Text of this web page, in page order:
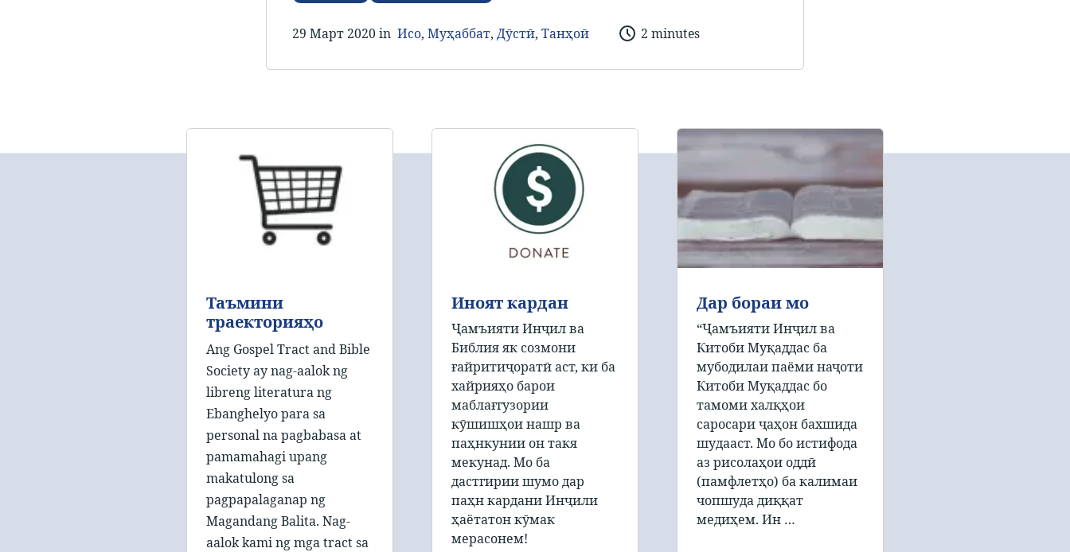
29 Март 2020 in Исо, Муҳаббат, Дӯстӣ, Танҳоӣ 2 minutes
Таъмини
траекторияҳо
Ang Gospel Tract and Bible
Society ay nag-aalok ng
libreng literatura ng
Ebanghelyo para sa
personal na pagbabasa at
pamamahagi upang
makatulong sa
pagpapalaganap ng
Magandang Balita. Nag-
aalok kami ng mga tract sa
Иноят кардан
Ҷамъияти Инҷил ва
Библия як созмони
ғайритиҷоратӣ аст, ки ба
хайрияҳо барои
маблағгузории
кӯшишҳои нашр ва
паҳнкунии он такя
мекунад. Мо ба
дастгирии шумо дар
паҳн кардани Инҷили
ҳаётатон кӯмак
мерасонем!
Дар бораи мо
“Ҷамъияти Инҷил ва
Китоби Муқаддас ба
мубодилаи паёми наҷоти
Китоби Муқаддас бо
тамоми халқҳои
саросари ҷаҳон бахшида
шудааст. Мо бо истифода
аз рисолаҳои оддӣ
(памфлетҳо) ба калимаи
чопшуда диққат
медиҳем. Ин …